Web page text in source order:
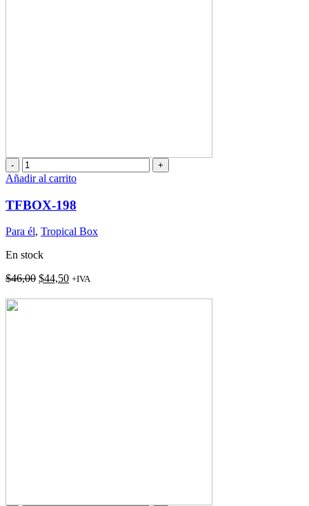
TFBOX-
198
Añadir al carrito
TFBOX-198
Para él, Tropical Box
En stock
$46,00 El
original
$44,50El
actual
+IVA